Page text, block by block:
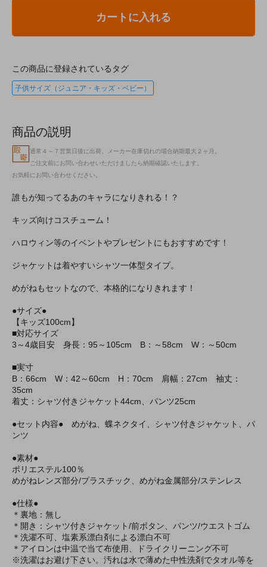
カートに入れる
この商品に登録されているタグ
子供サイズ（ジュニア・キッズ・ベビー）
商品の説明
通常４～７営業日後に出荷。メーカー在庫切れの場合納期最大２ヶ月。
ご注文前にお問い合わせいただけましたら納期確認いたします。
お気軽にお問い合わせください。
誰もが知ってるあのキャラになりきれる！？
キッズ向けコスチューム！
ハロウィン等のイベントやプレゼントにもおすすめです！
ジャケットは着やすいシャツ一体型タイプ。
めがねもセットなので、本格的になりきれます！
●サイズ●
【キッズ100cm】
■対応サイズ
3～4歳目安 身長：95～105cm B：～58cm W：～50cm
■実寸
B：66cm W：42～60cm H：70cm 肩幅：27cm 袖丈：
35cm
着丈：シャツ付きジャケット44cm、パンツ25cm
●セット内容● めがね、蝶ネクタイ、シャツ付きジャケット、パ
ンツ
●素材●
ポリエステル100％
めがねレンズ部分/プラスチック、めがね金属部分/ステンレス
●仕様●
＊裏地：無し
＊開き：シャツ付きジャケット/前ボタン、パンツ/ウエストゴム
＊洗濯不可、塩素系漂白剤による漂白不可
＊アイロンは中温で当て布使用、ドライクリーニング不可
※洗濯はお避け下さい。汚れは水で薄めた中性洗剤でタオル等を